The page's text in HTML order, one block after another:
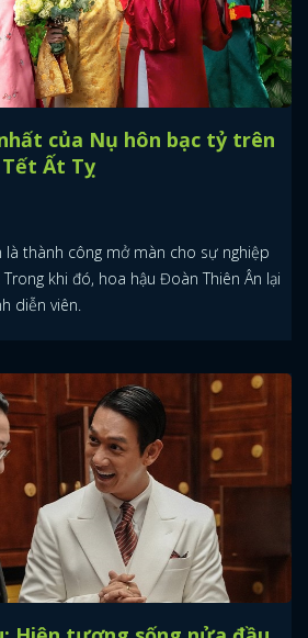
của Nụ hôn bạc tỷ trên
Ất Tỵ
là thành công mở màn cho sự nghiệp
khi đó, hoa hậu Đoàn Thiên Ân lại
diễn viên.